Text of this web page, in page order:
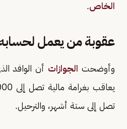
الخاص.
عقوبة من يعمل
وأوضحت الجوازات أن الوافد
تصل إلى ستة أشهر، والترحيل.